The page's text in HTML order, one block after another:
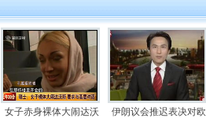
女子赤身裸体大闹达沃
伊朗议会推迟表决对欧